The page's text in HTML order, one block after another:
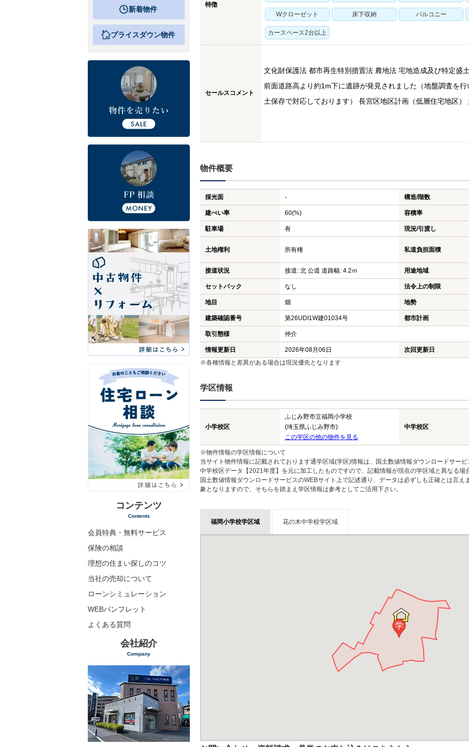
特徴
Wクローゼット 床下収納 バルコニー
カースペース2台以上
セールスコメント
文化財保護法 都市再生特別措置法 農地法 宅地造成及び特定盛
前面道路高より約1m下に遺跡が発見されました（地盤調査を
土保存で対応しております） 長宮区地区計画（低層住宅地区
物件概要
採光面 - 構造/階数
建ぺい率 60(%) 容積率
駐車場 有 現況/引渡し
土地権利 所有権 私道負担面積
接道状況 接道: 北 公道 道路幅: 4.2ｍ 用途地域
セットバック なし 法令上の制限
地目 畑 地勢
建築確認番号 第26UDI1W建01034号 都市計画
取引態様 仲介
情報更新日 2026年08月06日 次回更新日
※各種情報と差異がある場合は現況優先となります
学区情報
小学校区
ふじみ野市立福岡小学校
(埼玉県ふじみ野市)
この学区の他の物件を見る
中学校区
※物件情報の学区情報について
当サイト物件情報に記載されております通学区域(学区)情報は、国土数値情報ダウンロードサー
中学校区データ【2021年度】を元に加工したものですので、記載情報が現在の学区域と異なる場
国土数値情報ダウンロードサービスのWEBサイト上で記述通り、データは必ずしも正確とは言
象となりますので、そちらを踏まえ学区情報は参考としてご活用下さい。
福岡小学校学区域 花の木中学校学区域
学
新着物件
プライスダウン物件
コンテンツ
Contents
会員特典・無料サービス
保険の相談
理想の住まい探しのコツ
当社の売却について
ローンシミュレーション
WEBパンフレット
よくある質問
会社紹介
Company